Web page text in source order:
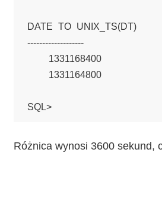
DATE_TO_UNIX_TS(DT)
-------------------
         1331168400
         1331164800
SQL>
Różnica wynosi 3600 sekund,